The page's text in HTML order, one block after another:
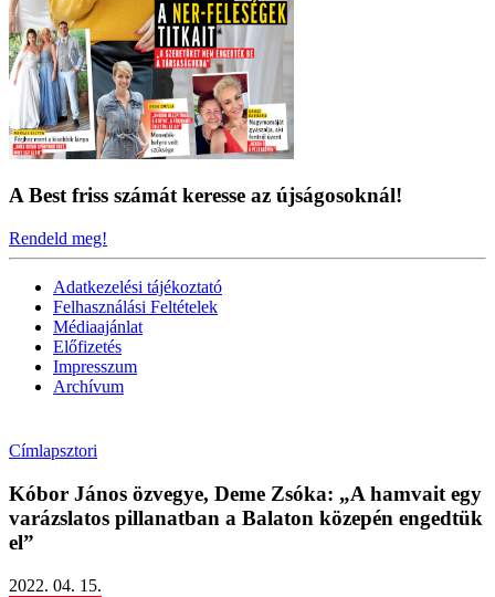
A Best friss számát keresse az újságosoknál!
Rendeld meg!
Adatkezelési tájékoztató
Felhasználási Feltételek
Médiaajánlat
Előfizetés
Impresszum
Archívum
Címlapsztori
Kóbor János özvegye, Deme Zsóka: „A hamvait egy
varázslatos pillanatban a Balaton közepén engedtük
el”
2022. 04. 15.